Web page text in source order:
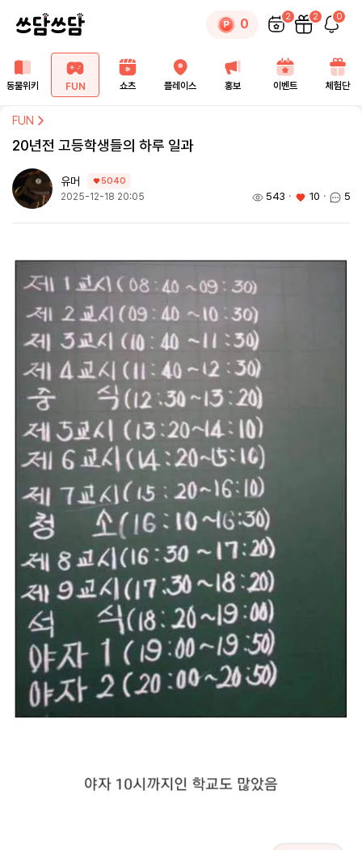
0 2 2 0
동물위키 FUN 쇼츠 플레이스 홍보 이벤트 체험단
FUN
20년전 고등학생들의 하루 일과
유머 5040
2025-12-18 20:05 543 ㆍ 10 ㆍ 5